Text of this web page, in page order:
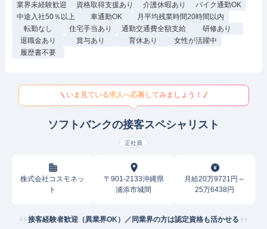
業界未経験歓迎 資格取得支援あり 介護休暇あり
バイク通勤OK
中途入社50％以上
車通勤OK
月平均残業時間20時間以内
転勤なし
住宅手当あり 通勤交通費全額支給
研修あり
退職金あり
賞与あり 育休あり
女性が活躍中
履歴書不要
いま見ている求人へ応募してみましょう！
ソフトバンクの接客スペシャリスト
正社員
株式会社コスモネッ
ト
〒901-2133沖縄県
浦添市城間
月給20万9721円～
25万6438円
接客経験者歓迎（異業界OK）／同業界の方は認定資格も活かせる